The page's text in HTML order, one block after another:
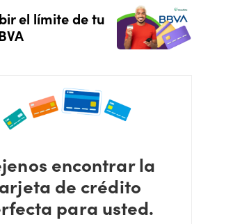
el límite de tu
encontrar la
de crédito
para usted.